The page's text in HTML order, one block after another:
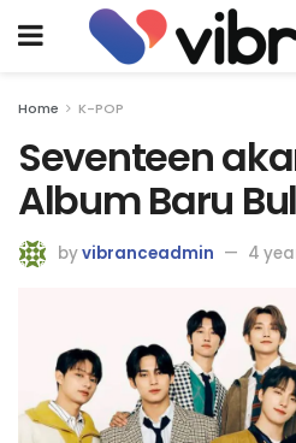
Home K-POP
Seventeen
Album Baru
byvibranceadmin 4